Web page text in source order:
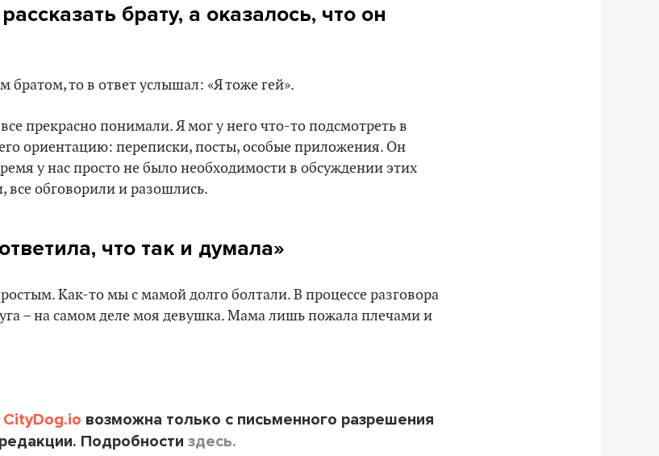
брату, а оказалось, что он
братом, то в ответ услышал: «Я тоже гей».
прекрасно понимали. Я мог у него что-то подсмотреть в
ориентацию: переписки, посты, особые приложения. Он
у нас просто не было необходимости в обсуждении этих
все обговорили и разошлись.
что так и думала»
Как-то мы с мамой долго болтали. В процессе разговора
– на самом деле моя девушка. Мама лишь пожала плечами и
CityDog.io возможна только с письменного разрешения
редакции. Подробности здесь.